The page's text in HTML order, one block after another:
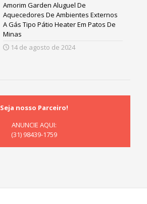
Amorim Garden Aluguel De
Aquecedores De Ambientes Externos
A Gás Tipo Pátio Heater Em Patos De
Minas
14 de agosto de 2024
Seja nosso Parceiro!
ANUNCIE AQUI:
(31) 98439-1759